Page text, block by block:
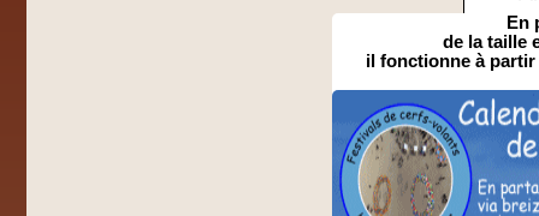
En
de la taille
il fonctionne à partir